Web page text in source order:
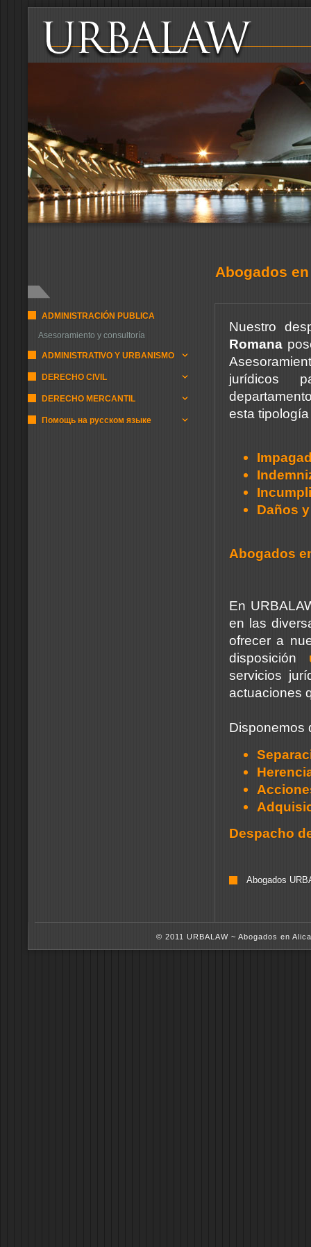
ADMINISTRACIÓN PUBLICA
Asesoramiento y consultoría
ADMINISTRATIVO Y URBANISMO
DERECHO CIVIL
DERECHO MERCANTIL
Помощь на русском языке
Abogados
Nuestro
Romana
jurídicos
esta
Daños
Abogados
En
en las
ofrecer a
disposición
servicios
actuaciones
Disponemos
Despacho
Abogados
© 2011 URBALAW ~ Abogados en